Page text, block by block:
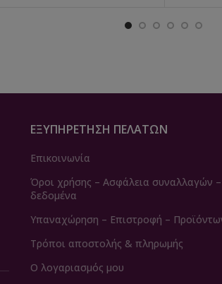
ΕΞΥΠΗΡΈΤΗΣΗ ΠΕΛΑΤΏΝ
Επικοινωνία
Όροι χρήσης – Ασφάλεια συναλλαγών
δεδομένα
Υπαναχώρηση – Επιστροφή –
Τρόποι αποστολής & πληρωμής
Ο λογαριασμός μου